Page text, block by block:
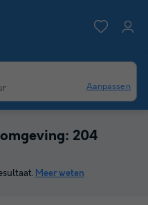
Aanpassen
204
Meer weten